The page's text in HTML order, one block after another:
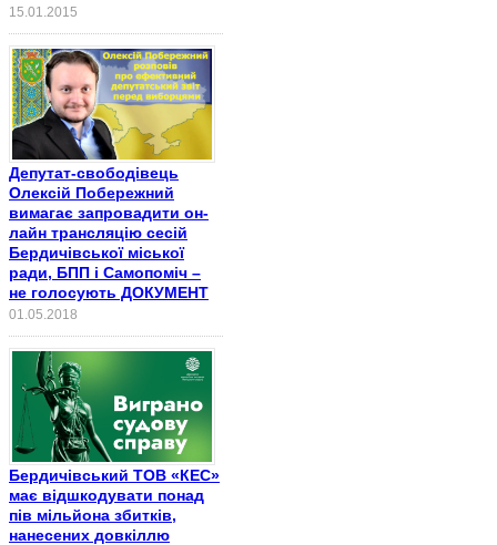
15.01.2015
Депутат-свободівець
Олексій Побережний
вимагає запровадити он-
лайн трансляцію сесій
Бердичівської міської
ради, БПП і Самопоміч –
не голосують ДОКУМЕНТ
01.05.2018
Бердичівський ТОВ «КЕС»
має відшкодувати понад
пів мільйона збитків,
нанесених довкіллю